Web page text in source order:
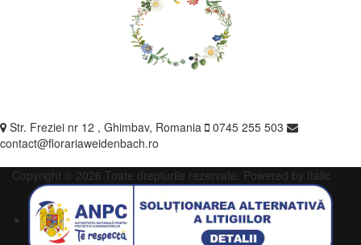
Str. Freziei nr 12 , Ghimbav, Romania
0745 255 503
contact@florariaweidenbach.ro
Copyright © 2026 Toate drepturile rezervate. Powered by Italic